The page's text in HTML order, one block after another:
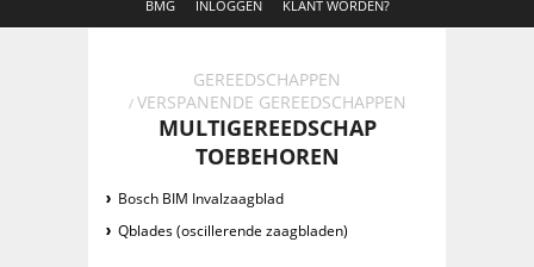
BMG
INLOGGEN KLANT WORDEN?
GEREEDSCHAPPEN
/ VERSPANENDE GEREEDSCHAPPEN
MULTIGEREEDSCHAP
TOEBEHOREN
Bosch BIM Invalzaagblad
Qblades (oscillerende zaagbladen)